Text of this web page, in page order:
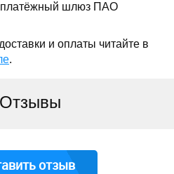
платёжный шлюз ПАО
и оплаты читайте в
.
Отзывы
отзыв